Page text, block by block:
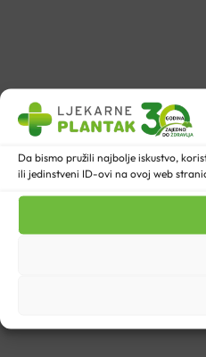
Da bismo pružili najbolje iskustvo,
ili jedinstveni ID-ovi na ovoj web